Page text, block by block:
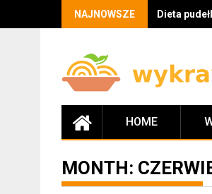
NAJNOWSZE Dieta
HOME
MONTH: